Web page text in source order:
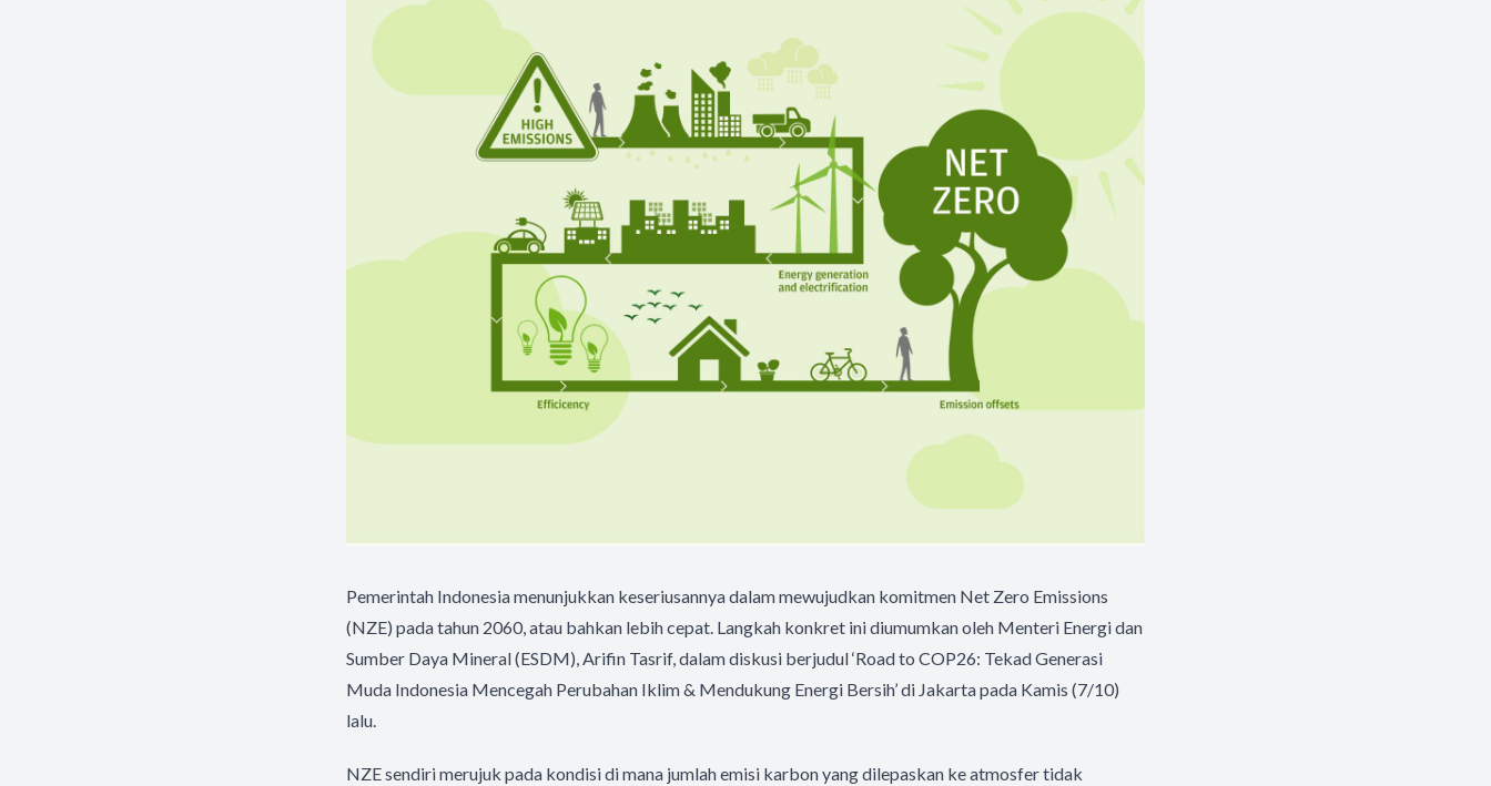
Pemerintah Indonesia menunjukkan keseriusannya dalam mewujudkan komitmen Net Zero Emissions
(NZE) pada tahun 2060, atau bahkan lebih cepat. Langkah konkret ini diumumkan oleh Menteri Energi dan
Sumber Daya Mineral (ESDM), Arifin Tasrif, dalam diskusi berjudul ‘Road to COP26: Tekad Generasi
Muda Indonesia Mencegah Perubahan Iklim & Mendukung Energi Bersih’ di Jakarta pada Kamis (7/10)
lalu.
NZE sendiri merujuk pada kondisi di mana jumlah emisi karbon yang dilepaskan ke atmosfer tidak